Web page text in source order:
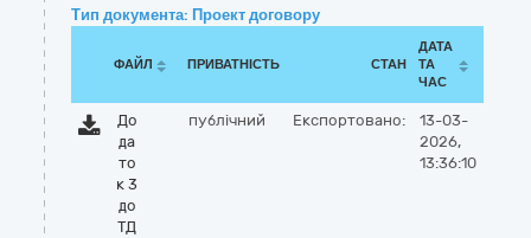
Тип документа: Проект договору
ФАЙЛ ПРИВАТНІСТЬ СТАН
ДАТА
ТА
ЧАС
До
да
то
к 3
до
ТД
публічний Експортовано:
13-03-
2026,
13:36:10